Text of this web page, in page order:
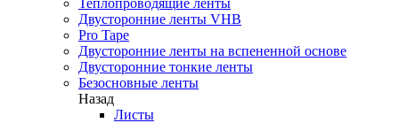
Теплопроводящие ленты
Двусторонние ленты VHB
Pro Tape
Двусторонние ленты на вспененной основе
Двусторонние тонкие ленты
Безосновные ленты
Назад
Листы